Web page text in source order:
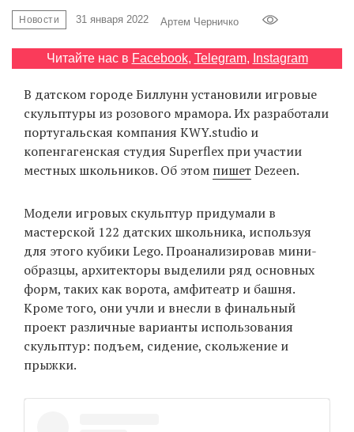
Новости 31 января 2022 Артем Черничко
Читайте нас в Facebook, Telegram, Instagram
В датском городе Биллунн установили игровые
скульптуры из розового мрамора. Их разработали
португальская компания KWY.studio и
копенгагенская студия Superflex при участии
местных школьников. Об этом пишет Dezeen.
Модели игровых скульптур придумали в
мастерской 122 датских школьника, используя
для этого кубики Lego. Проанализировав мини-
образцы, архитекторы выделили ряд основных
форм, таких как ворота, амфитеатр и башня.
Кроме того, они учли и внесли в финальный
проект различные варианты использования
скульптур: подъем, сидение, скольжение и
прыжки.